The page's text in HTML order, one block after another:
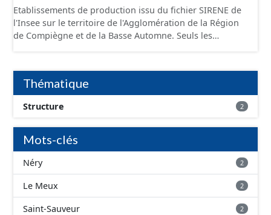
Etablissements de production issu du fichier SIRENE de
l'Insee sur le territoire de l'Agglomération de la Région
de Compiègne et de la Basse Automne. Seuls les
et structurés conformément aux prescriptions du
standard CNIG Sites Economiques. Ce lot ne contient pas
la référence aux terrains à vocation économique à ce
jour. Il est filtré au-delà des prescriptions du CNIG se
limitant aux SCI.
Thématique
Structure 2
Mots-clés
Néry 2
Le Meux 2
Saint-Sauveur 2